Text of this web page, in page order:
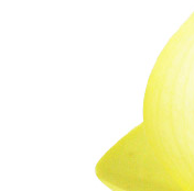
받은 트랙백